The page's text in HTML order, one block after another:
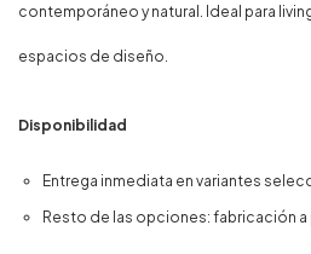
contemporáneo y natural. Ideal para
espacios de diseño.
Disponibilidad
Entrega inmediata en variantes
Resto de las opciones: fabricación